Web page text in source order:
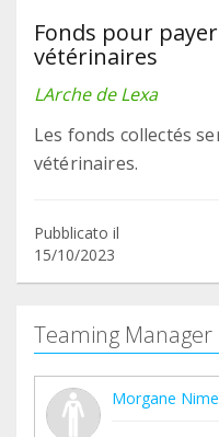
Fonds pour
vétérinaires
LArche de Lexa
Les fonds collectés
vétérinaires.
Pubblicato il
15/10/2023
Teaming Manager
Morgane